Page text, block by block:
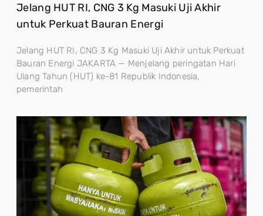
Jelang HUT RI, CNG 3 Kg Masuki Uji Akhir
untuk Perkuat Bauran Energi
Jelang HUT RI, CNG 3 Kg Masuki Uji Akhir untuk Perkuat
Bauran Energi JAKARTA — Menjelang peringatan Hari
Ulang Tahun (HUT) ke-81 Republik Indonesia,
pemerintah